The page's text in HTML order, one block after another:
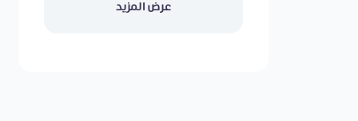
عرض المزيد